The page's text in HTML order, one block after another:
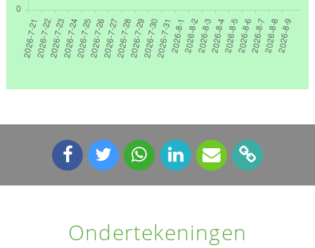
Ondertekeningen